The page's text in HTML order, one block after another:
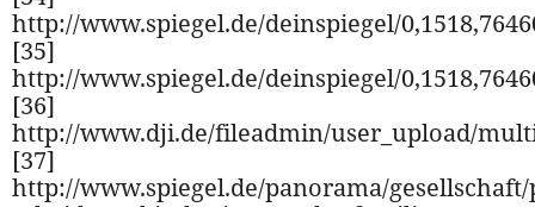
http://www.spiegel.de/deinspiegel/
[35]
http://www.spiegel.de/deinspiegel/
[36]
http://www.dji.de/fileadmin/user_upload/
[37]
http://www.spiegel.de/panorama/